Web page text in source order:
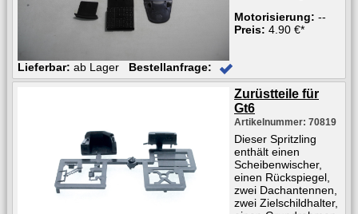
Motorisierung: --
Preis: 4.90 €*
Lieferbar: ab Lager Bestellanfrage:
Zurüstteile für
Gt6
Artikelnummer: 70819
Dieser Spritzling
enthält einen
Scheibenwischer,
einen Rückspiegel,
zwei Dachantennen,
zwei Zielschildhalter,